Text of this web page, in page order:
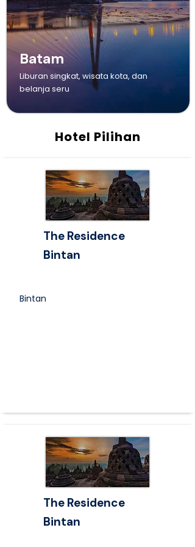
Liburan singkat, wisata kota, dan
belanja seru
Batam
Hotel Pilihan
The Residence
Bintan
Bintan
The Residence
Bintan